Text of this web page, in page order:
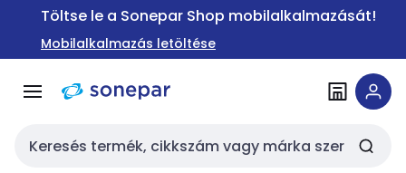
Ugrás a
Ugrás a
tartalomra
Töltse le a Sonepar Shop mobilalkalmazását!
Mobilalkalmazás letöltése
Keresési bemenet